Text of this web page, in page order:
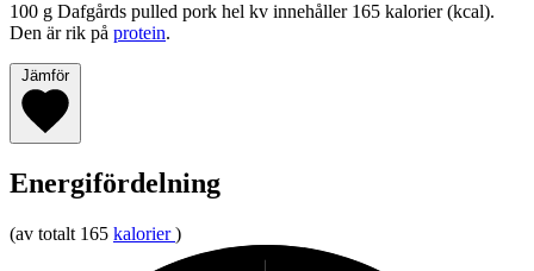
100 g Dafgårds pulled pork hel kv innehåller 165 kalorier (kcal).
Den är rik på protein.
Jämför
Energifördelning
(av totalt 165 kalorier )